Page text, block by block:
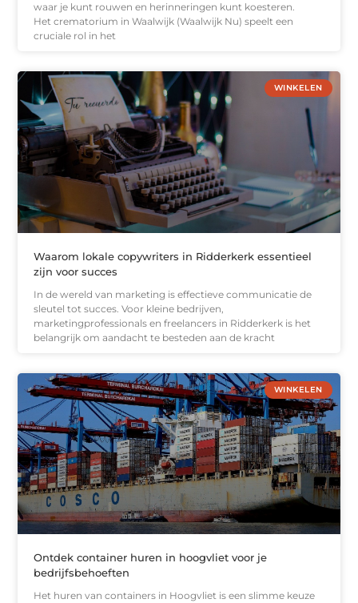
waar je kunt rouwen en herinneringen kunt koesteren.
Het crematorium in Waalwijk (Waalwijk Nu) speelt een
cruciale rol in het
WINKELEN
Waarom lokale copywriters in Ridderkerk essentieel
zijn voor succes
In de wereld van marketing is effectieve communicatie de
sleutel tot succes. Voor kleine bedrijven,
marketingprofessionals en freelancers in Ridderkerk is het
belangrijk om aandacht te besteden aan de kracht
WINKELEN
Ontdek container huren in hoogvliet voor je
bedrijfsbehoeften
Het huren van containers in Hoogvliet is een slimme keuze